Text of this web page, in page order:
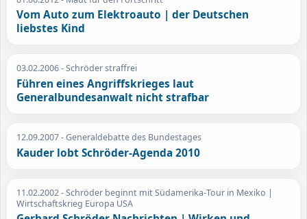
Vom Auto zum Elektroauto | der Deutschen
liebstes Kind
03.02.2006- Schröder straffrei
Führen eines Angriffskrieges laut
Generalbundesanwalt nicht strafbar
12.09.2007- Generaldebatte des Bundestages
Kauder lobt Schröder-Agenda 2010
11.02.2002- Schröder beginnt mit Südamerika-Tour in Mexiko |
Wirtschaftskrieg Europa USA